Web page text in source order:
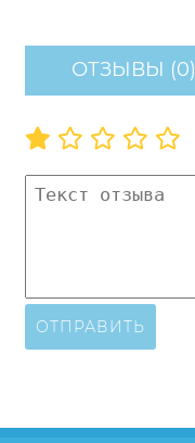
ОТЗЫВЫ (0)
ОТПРАВИТЬ